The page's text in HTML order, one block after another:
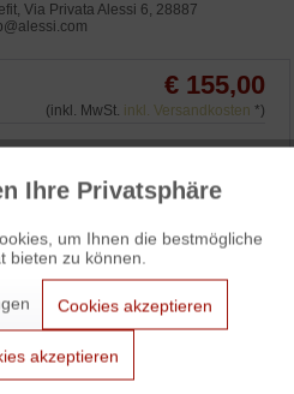
Via Privata Alessi 6, 28887
€ 155,00
(inkl. MwSt. inkl. Versandkosten *)
WARENKORB
ANFRAGEN
€ 150,35
/ KnifeForkSpoon Cuttery
Aktiv
Aktiv
Aktiv
Ihre Privatsphäre
um Ihnen die bestmögliche
bieten zu können.
Cookies akzeptieren
akzeptieren